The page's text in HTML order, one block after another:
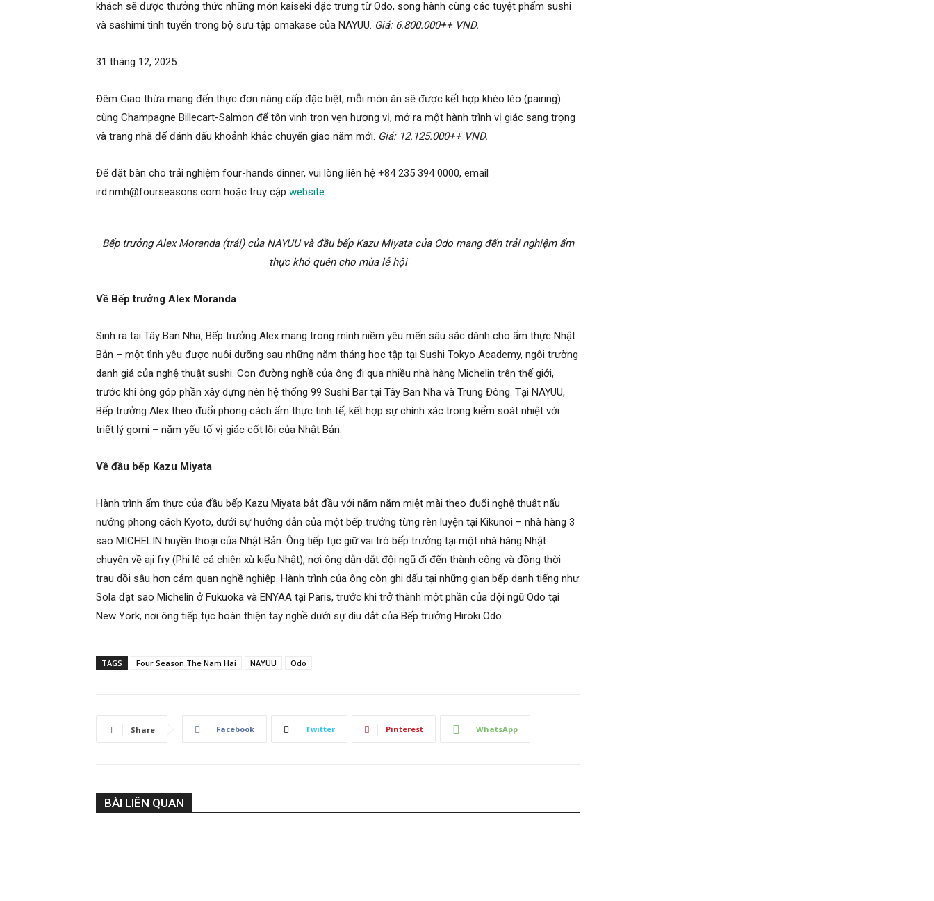
khách sẽ được thưởng thức những món kaiseki đặc trưng từ Odo, song hành cùng các tuyệt phẩm sushi
và sashimi tinh tuyển trong bộ sưu tập omakase của NAYUU. Giá: 6.800.000++ VND.
31 tháng 12, 2025
Đêm Giao thừa mang đến thực đơn nâng cấp đặc biệt, mỗi món ăn sẽ được kết hợp khéo léo (pairing)
cùng Champagne Billecart-Salmon để tôn vinh trọn vẹn hương vị, mở ra một hành trình vị giác sang trọng
và trang nhã để đánh dấu khoảnh khắc chuyển giao năm mới. Giá: 12.125.000++ VND.
Để đặt bàn cho trải nghiệm four-hands dinner, vui lòng liên hệ +84 235 394 0000, email
ird.nmh@fourseasons.com hoặc truy cập website.
Bếp trưởng Alex Moranda (trái) của NAYUU và đầu bếp Kazu Miyata của Odo mang đến trải nghiệm ẩm
thực khó quên cho mùa lễ hội
Về Bếp trưởng Alex Moranda
Sinh ra tại Tây Ban Nha, Bếp trưởng Alex mang trong mình niềm yêu mến sâu sắc dành cho ẩm thực Nhật
Bản – một tình yêu được nuôi dưỡng sau những năm tháng học tập tại Sushi Tokyo Academy, ngôi trường
danh giá của nghệ thuật sushi. Con đường nghề của ông đi qua nhiều nhà hàng Michelin trên thế giới,
trước khi ông góp phần xây dựng nên hệ thống 99 Sushi Bar tại Tây Ban Nha và Trung Đông. Tại NAYUU,
Bếp trưởng Alex theo đuổi phong cách ẩm thực tinh tế, kết hợp sự chính xác trong kiểm soát nhiệt với
triết lý gomi – năm yếu tố vị giác cốt lõi của Nhật Bản.
Về đầu bếp Kazu Miyata
Hành trình ẩm thực của đầu bếp Kazu Miyata bắt đầu với năm năm miệt mài theo đuổi nghệ thuật nấu
nướng phong cách Kyoto, dưới sự hướng dẫn của một bếp trưởng từng rèn luyện tại Kikunoi – nhà hàng 3
sao MICHELIN huyền thoại của Nhật Bản. Ông tiếp tục giữ vai trò bếp trưởng tại một nhà hàng Nhật
chuyên về aji fry (Phi lê cá chiên xù kiểu Nhật), nơi ông dẫn dắt đội ngũ đi đến thành công và đồng thời
trau dồi sâu hơn cảm quan nghề nghiệp. Hành trình của ông còn ghi dấu tại những gian bếp danh tiếng như
Sola đạt sao Michelin ở Fukuoka và ENYAA tại Paris, trước khi trở thành một phần của đội ngũ Odo tại
New York, nơi ông tiếp tục hoàn thiện tay nghề dưới sự dìu dắt của Bếp trưởng Hiroki Odo.
TAGS Four Season The Nam Hai NAYUU Odo
Share Facebook Twitter Pinterest WhatsApp
BÀI LIÊN QUAN